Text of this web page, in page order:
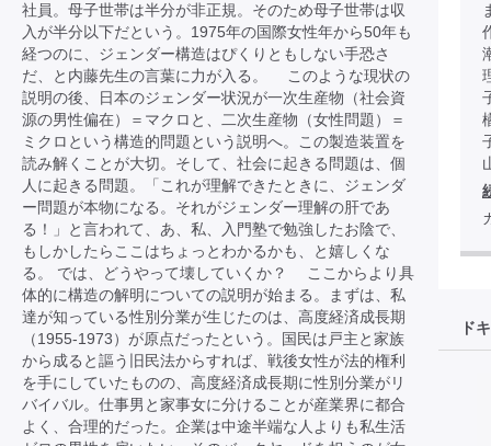
社員。母子世帯は半分が非正規。そのため母子世帯は収
入が半分以下だという。1975年の国際女性年から50年も
経つのに、ジェンダー構造はぴくりともしない手恐さ
だ、と内藤先生の言葉に力が入る。 このような現状の
説明の後、日本のジェンダー状況が一次生産物（社会資
源の男性偏在）＝マクロと、二次生産物（女性問題）＝
ミクロという構造的問題という説明へ。この製造装置を
読み解くことが大切。そして、社会に起きる問題は、個
人に起きる問題。「これが理解できたときに、ジェンダ
ー問題が本物になる。それがジェンダー理解の肝であ
る！」と言われて、あ、私、入門塾で勉強したお陰で、
もしかしたらここはちょっとわかるかも、と嬉しくな
る。 では、どうやって壊していくか？ ここからより具
体的に構造の解明についての説明が始まる。まずは、私
達が知っている性別分業が生じたのは、高度経済成長期
（1955-1973）が原点だったという。国民は戸主と家族
から成ると謳う旧民法からすれば、戦後女性が法的権利
を手にしていたものの、高度経済成長期に性別分業がリ
バイバル。仕事男と家事女に分けることが産業界に都合
よく、合理的だった。企業は中途半端な人よりも私生活
ド